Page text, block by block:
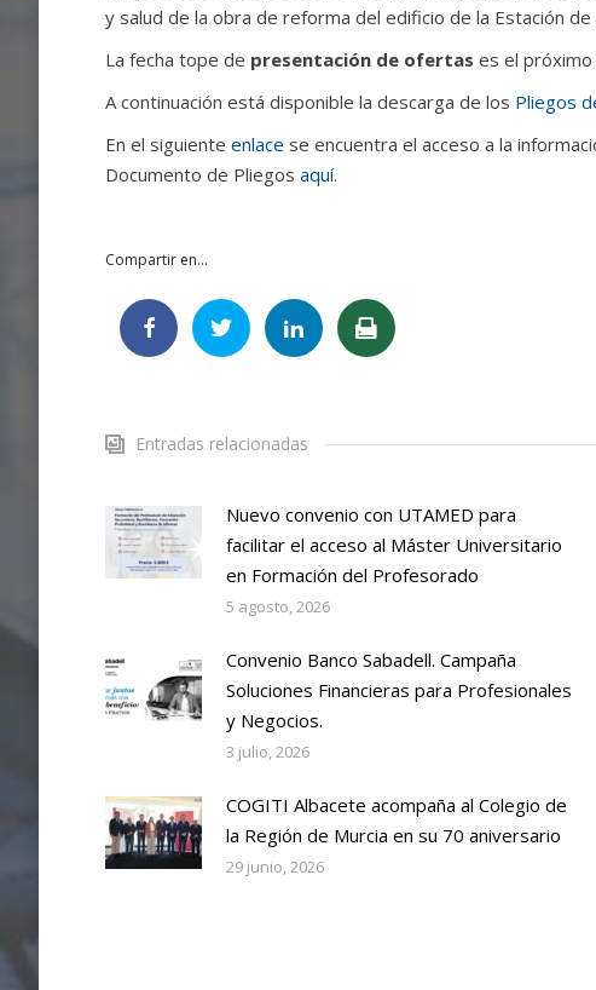
y salud de la obra de reforma del edificio de la Estación
La fecha tope de presentación de ofertas es el próximo
A continuación está disponible la descarga de los Pliegos
En el siguiente enlace se encuentra el acceso a la
Documento de Pliegos aquí.
Compartir en...
Entradas relacionadas
Nuevo convenio con UTAMED para
facilitar el acceso al Máster Universitario
en Formación del Profesorado
5 agosto, 2026
Convenio Banco Sabadell. Campaña
Soluciones Financieras para Profesionales
y Negocios.
3 julio, 2026
COGITI Albacete acompaña al Colegio de
la Región de Murcia en su 70 aniversario
29 junio, 2026